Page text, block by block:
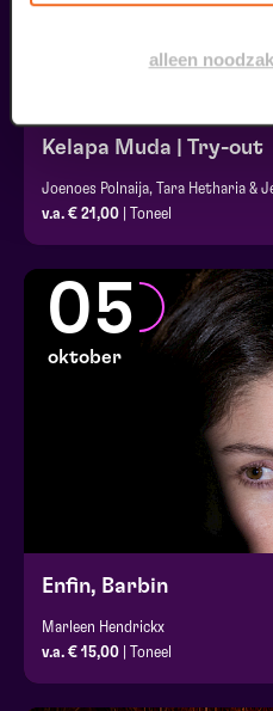
alleen
Kelapa Muda | Try-out
v.a. € 21,00 | Toneel
05
oktober
Enfin, Barbin
Marleen Hendrickx
v.a. € 15,00 | Toneel